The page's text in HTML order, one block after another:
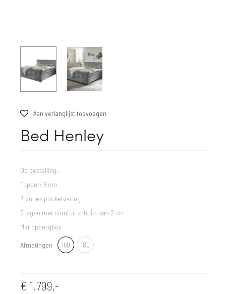
Aan verlanglijst toevoegen
Bed Henley
Op bestelling.
Topper: 6 cm
7-zones pocketvering
2 lagen met comfortschuim van 2 cm
Met opbergbox
Afmetingen
160
160 180
€ 1.799,-